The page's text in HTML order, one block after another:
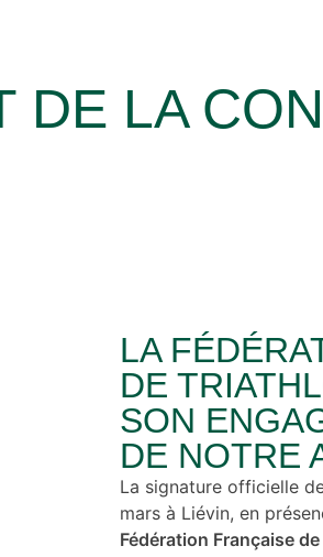
DE LA
LA
DE
SON
DE NOTRE
La signature officielle
mars à Liévin, en
Fédération Française